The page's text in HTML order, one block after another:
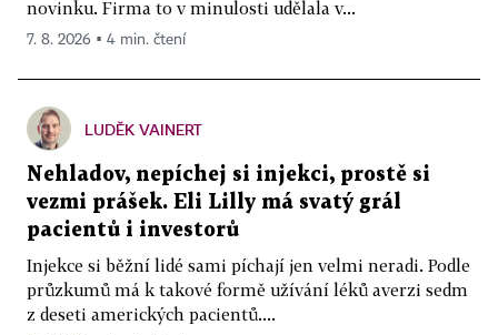
novinku. Firma to v minulosti udělala v...
7. 8. 2026 ▪ 4 min. čtení
LUDĚK VAINERT
Nehladov, nepíchej si injekci, prostě si
vezmi prášek. Eli Lilly má svatý grál
pacientů i investorů
Injekce si běžní lidé sami píchají jen velmi neradi. Podle
průzkumů má k takové formě užívání léků averzi sedm
z deseti amerických pacientů....